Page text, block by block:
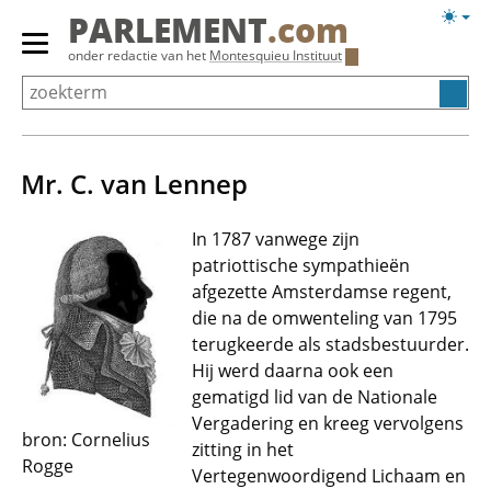
Overslaan
Primair
menu
tonen/verbergen
PARLEMENT.com
onder redactie van het Montesquieu Instituut
Mr. C. van Lennep
bron: Cornelius
Rogge
In 1787 vanwege zijn
patriottische sympathieën
afgezette Amsterdamse regent,
die na de omwenteling van 1795
terugkeerde als stadsbestuurder.
Hij werd daarna ook een
gematigd lid van de Nationale
Vergadering en kreeg vervolgens
zitting in het
Vertegenwoordigend Lichaam en